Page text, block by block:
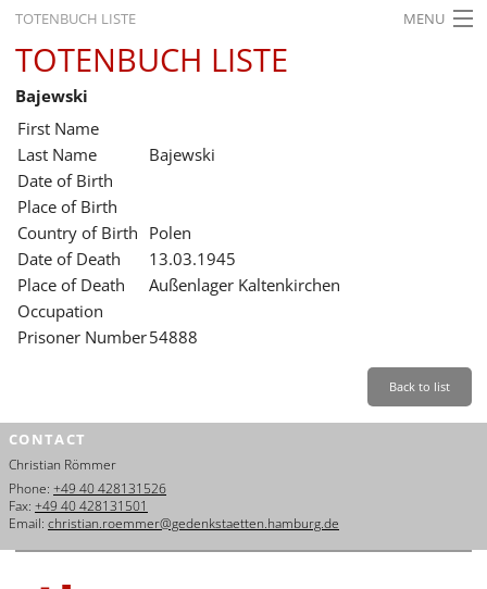
TOTENBUCH LISTE MENU
STARTSEITE
AUSSTELLUNGEN
GESCHICHTE
BILDUNG
FORSCHUNG
SERVICE
Leichte Sprache
Dansk
TOTENBUCH LISTE
Bajewski
First Name
Last Name
Bajewski
Date of Birth
Place of Birth
Country of Birth Polen
Date of Death
13.03.1945
Place of Death
Außenlager Kaltenkirchen
Occupation
Prisoner Number54888
Back to list
CONTACT
Christian Römmer
Phone: +49 40 428131526
Fax: +49 40 428131501
Email: christian.roemmer@gedenkstaetten.hamburg.de